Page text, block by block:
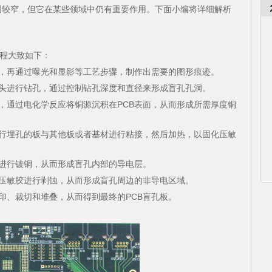
窄，但它在某些领域中仍有重要作用。下面小编将详细解析
大致如下：
再通过曝光和显影等工艺步骤，制作出需要的图形痕迹。
行钻孔，通过控制钻孔深度和直径来形成盲孔孔洞。
通过电化学反应将铜源沉积在PCB表面，从而形成所需厚度铜
埋孔的板与其他板或者基材进行粘接，然后加热，以固化压敏
行镀铜，从而形成盲孔内部的导电层。
敏胶进行剥蚀，从而形成盲孔周边的非导电区域。
裁切和堆叠，从而得到最终的PCB盲孔板。